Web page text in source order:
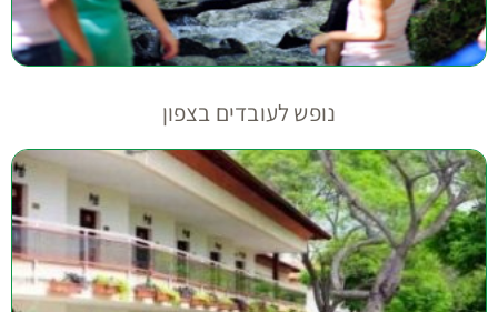
נופש לעובדים בצפון